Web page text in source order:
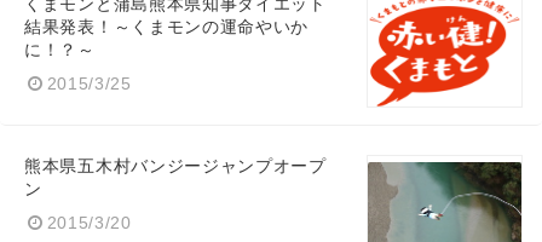
くまモンと蒲島熊本県知事ダイエット
結果発表！～くまモンの運命やいか
に！？～
2015/3/25
熊本県五木村バンジージャンプオープ
ン
2015/3/20